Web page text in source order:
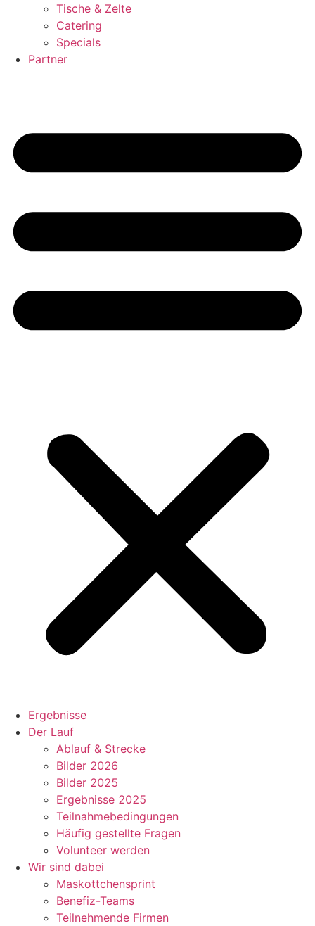
Tische & Zelte
Catering
Specials
Partner
Ergebnisse
Der Lauf
Ablauf & Strecke
Bilder 2026
Bilder 2025
Ergebnisse 2025
Teilnahmebedingungen
Häufig gestellte Fragen
Volunteer werden
Wir sind dabei
Maskottchensprint
Benefiz-Teams
Teilnehmende Firmen